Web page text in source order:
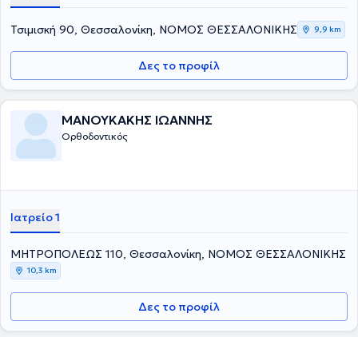
Τσιμισκή 90, Θεσσαλονίκη, ΝΟΜΟΣ ΘΕΣΣΑΛΟΝΙΚΗΣ 9,9 km
Δες το προφίλ
ΜΑΝΟΥΚΑΚΗΣ ΙΩΑΝΝΗΣ
Ορθοδοντικός
Ιατρείο 1
ΜΗΤΡΟΠΟΛΕΩΣ 110, Θεσσαλονίκη, ΝΟΜΟΣ ΘΕΣΣΑΛΟΝΙΚΗΣ
10,3 km
Δες το προφίλ